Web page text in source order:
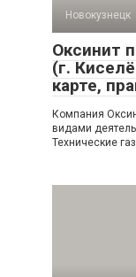
Новокузнецк
Оксинит
(г.
карте,
Компания
видами
Технические